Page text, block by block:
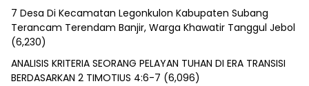
7 Desa Di Kecamatan Legonkulon Kabupaten Subang
Terancam Terendam Banjir, Warga Khawatir Tanggul Jebol
(6,230)
ANALISIS KRITERIA SEORANG PELAYAN TUHAN DI ERA TRANSISI
BERDASARKAN 2 TIMOTIUS 4:6-7 (6,096)